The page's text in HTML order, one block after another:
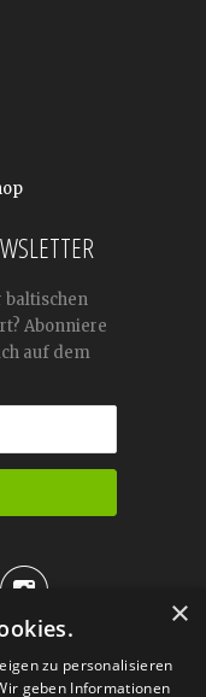
baltischen
Abonniere
auf dem
 ×
zu personalisieren
geben Informationen